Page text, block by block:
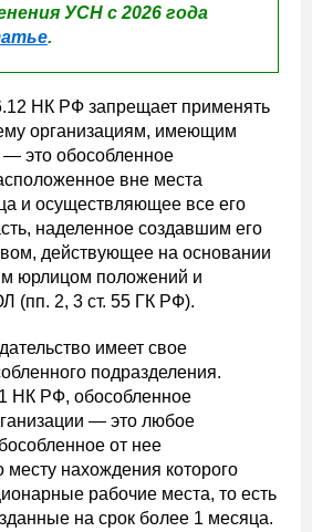
УСН с 2026 года
.
НК РФ запрещает применять
организациям, имеющим
это обособленное
вне места
и осуществляющее все его
наделенное создавшим его
действующее на основании
юрлицом положений и
(пп. 2, 3 ст. 55 ГК РФ).
имеет свое
подразделения.
НК РФ, обособленное
— это любое
от нее
месту нахождения которого
рабочие места, то есть
на срок более 1 месяца.